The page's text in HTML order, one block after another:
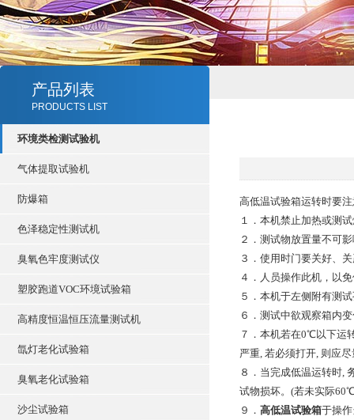
产品列表
PRODUCTS LIST
环境类检测试验机
气体提取试验机
防爆箱
色泽稳定性测试机
臭氧色牢度测试仪
塑胶跑道VOC环境试验箱
高精度恒温恒压流量测试机
氙灯老化试验箱
臭氧老化试验箱
沙尘试验箱
高低温试验箱运转时要
１．本机禁止加热或测
２．测试物放置量不可
３．使用时门要关好、
４．人员操作此机，以
５．本机于左侧附有测
６．测试中欲观察箱内
７．本机若在0℃以下运
严重, 若必须打开, 则应
８．当完成低温运转时,
试物损坏。(若未实际
９． 高低温试验箱于操